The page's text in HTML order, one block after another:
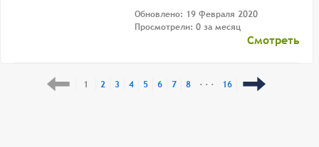
Обновлено: 19 февраля 2020
Просмотрели: 0 за месяц
Смотреть
1 2 3 4 5 6 7 8 · · · 16